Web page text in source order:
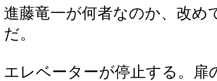
進藤竜一が何者なのか、改
だ。
エレベーターが停止する。扉